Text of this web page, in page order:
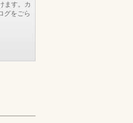
ます。カ
グをごら